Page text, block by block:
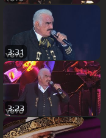
3:31
3:23